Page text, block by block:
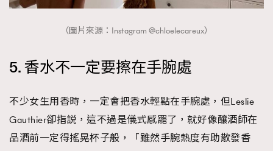
（圖片來源：Instagram @chloelecareux）
5. 香水不一定要擦在手腕處
不少女生用香時，一定會把香水輕點在手腕處，但Leslie
Gauthier卻指説，這不過是儀式感罷了，就好像釀酒師在
品酒前一定得搖晃杯子般，「雖然手腕熱度有助散發香